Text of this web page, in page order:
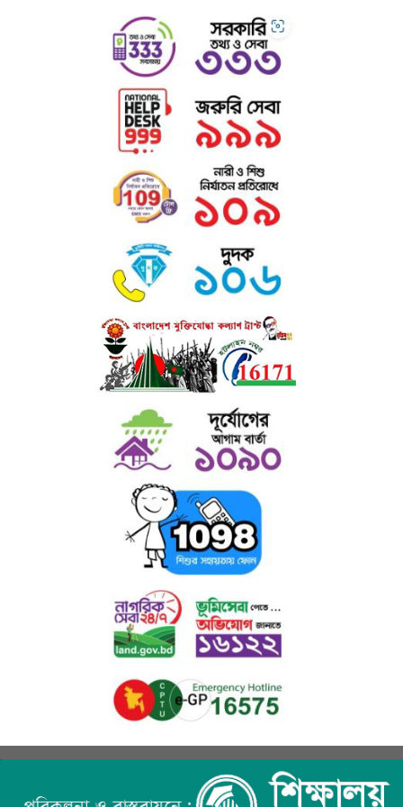
বিভাগের শিক্ষার্থীগণ তাদের উদ্ভাবনী প্রকল্পে ১ম/২য় স্থান অধিকারের প্রসংশনীয়
কৃতিত্ব অর্জন করে থাকে।
১৩. বিদ্যমান সুযোগ সুবিধা
ক) গ্রন্থাগার : ভর্তিকৃত শিক্ষার্থীদের নিয়মিত পড়াশোনার জন্য সুবিশাল গ্রন্থাগারে প্রায়
আট সহস্রাধিক পাঠ্যপুস্তক ও রেফারেন্স বই বিদ্যমান। কলেজে কর্মরত গ্রন্থাগারিক/
ক্যাটালগার শিক্ষার্থীদের সর্বাত্মক সহযোগিতা করে থাকেন।
খ) মিলনায়তন : কলেজে অধ্যয়নরত ছাত্র ও ছাত্রীদের জন্য দুটি পৃথক মিলনায়তন
এতে শিক্ষার্থীদের সহপাঠক্রমিক শিক্ষা উপকরণ, চলমান পত্র-পত্রিকা, সাময়িকী,
গেইম ও বিনোদনের সু-ব্যবস্থা আছে।
গ) রোভার স্কাউট ও রেঞ্জার গাইড : কলেজে ছাত্রদের জন্য রোভার স্কাউট এবং
ছাত্রীদের জন্য রেঞ্জার গাইড প্রোগ্রাম চালু আছে। এসব প্রোগ্রামে দুইজন প্রশিক্ষণপ্রাপ্ত
শিক্ষক দায়িত্বরত আছেন।
ঘ) উপবৃত্তি ঃ কলেজের উল্লেখযোগ্য সংখ্যক ছাত্র-ছাত্রীদের আর্থিক অবস্থা, মেধা,
পাঠোন্নতি, সদাচার ইত্যাদি বিবেচনা করে উপবৃত্তি প্রদান করা হয় ।
ঙ) মাল্টিমিডিয়া ক্লাসরুম : অত্যাধুনিক মাল্টিমিডিয়া ক্লাসরুমের মাধ্যমে কলেজে
কন্টেইনসহ শ্রেণি পাঠক্রমের প্রতি শিক্ষার্থীদের অধিকতর মনোযোগ আকৃষ্ট
চ) শেখ রাসেল ডিজিটাল ল্যাব : কলেজে স্থাপিত শেখ রাসেল ডিজিটাল ল্যাব-এ বিপুল
সংখ্যক ল্যাপটপ, প্রজেক্টর ও অন্যান্য ইলেকট্রনিক সরঞ্জামের মাধ্যমে ভর্তিকৃত শিক্ষার্থী
ছাড়াও এলাকার আগ্রহী জনগণের জন্য কম্পিউটারসহ সব ধরণের উন্নত ডিভাইস
প্রশিক্ষণের ব্যবস্থা আছে।
ছ) প্রতিবন্ধী সহায়তা ঃ প্রতিবন্ধী শিক্ষার্থীদের জন্য উচ্চ মাধ্যমিক, স্নাতক (পাস) ও
অনার্স পর্যায়ে বিনাবেতনে অধ্যয়নের সু-ব্যবস্থা আছে। তাছাড়া প্রতিবন্ধী শিক্ষার্থীদের
উপবৃত্তি - প্রদানসহ বিনামূল্যে শিক্ষা উপকরণ সরবরাহ করা হয়।